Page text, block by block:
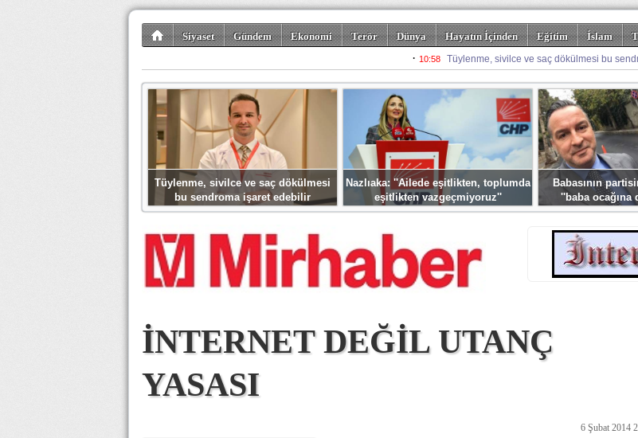
Siyaset Gündem Ekonomi Terör Dünya Hayatın İçinden Eğitim İslam
Spor Misafir Kalem Foto Galeriler
Tüylenme, sivilce ve saç dökülmesi
bu sendroma işaret edebilir
Nazlıaka: ''Ailede eşitlikten, toplumda
eşitlikten vazgeçmiyoruz''
Babasının
''baba ocağına
İNTERNET DEĞİL UTANÇ
YASASI
6 Şubat 2014